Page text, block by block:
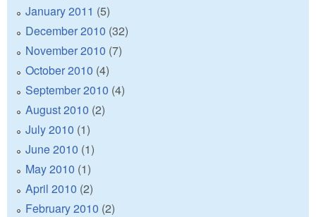
January 2011 (5)
December 2010 (32)
November 2010 (7)
October 2010 (4)
September 2010 (4)
August 2010 (2)
July 2010 (1)
June 2010 (1)
May 2010 (1)
April 2010 (2)
February 2010 (2)